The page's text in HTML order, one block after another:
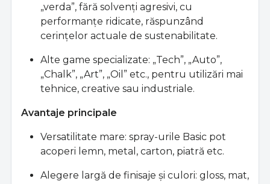
„verda”, fără solvenţi agresivi, cu
performanţe ridicate, răspunzând
cerinţelor actuale de sustenabilitate.
Alte game specializate: „Tech”, „Auto”,
„Chalk”, „Art”, „Oil” etc., pentru utilizări mai
tehnice, creative sau industriale.
Avantaje principale
Versatilitate mare: spray-urile Basic pot
acoperi lemn, metal, carton, piatră etc.
Alegere largă de finisaje şi culori: gloss, mat,